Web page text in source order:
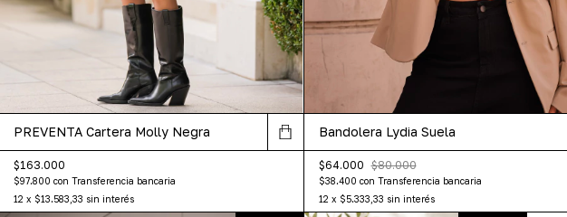
PREVENTA Cartera Molly Negra
$163.000
$97.800 con Transferencia bancaria
12 x $13.583,33 sin interés
Bandolera Lydia Suela
$64.000 $80.000
$38.400 con Transferencia bancaria
12 x $5.333,33 sin interés